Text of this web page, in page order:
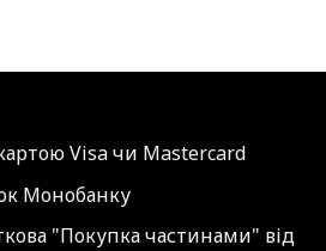
Visa чи Mastercard
Монобанку
"Покупка частинами" від